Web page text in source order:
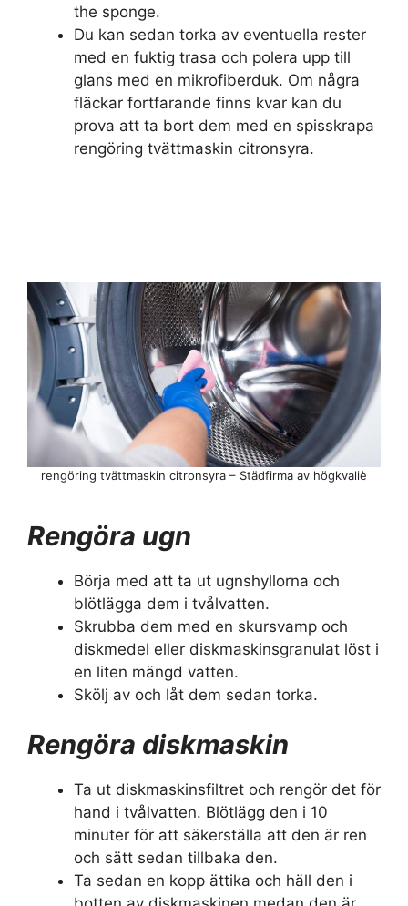
the sponge.
Du kan sedan torka av eventuella rester
med en fuktig trasa och polera upp till
glans med en mikrofiberduk. Om några
fläckar fortfarande finns kvar kan du
prova att ta bort dem med en spisskrapa
rengöring tvättmaskin citronsyra.
Rengöra ugn
Börja med att ta ut ugnshyllorna och
blötlägga dem i tvålvatten.
Skrubba dem med en skursvamp och
diskmedel eller diskmaskinsgranulat löst i
en liten mängd vatten.
Skölj av och låt dem sedan torka.
Rengöra diskmaskin
Ta ut diskmaskinsfiltret och rengör det för
hand i tvålvatten. Blötlägg den i 10
minuter för att säkerställa att den är ren
och sätt sedan tillbaka den.
Ta sedan en kopp ättika och häll den i
rengöring tvättmaskin citronsyra – Städfirma av högkvaliè